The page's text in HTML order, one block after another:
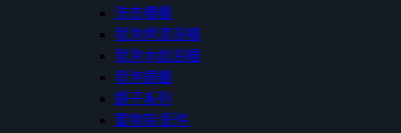
洗衣槽櫃
發泡烤漆浴櫃
發泡木紋浴櫃
發泡鏡櫃
鏡子系列
置物架/配件